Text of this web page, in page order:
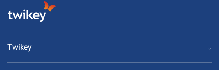
Twikey